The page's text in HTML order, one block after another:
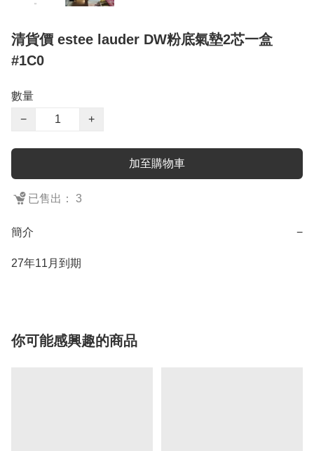
清貨價 estee lauder DW粉底氣墊2芯一盒
#1C0
數量
−
+
加至購物車
已售出： 3
簡介 −
27年11月到期
你可能感興趣的商品